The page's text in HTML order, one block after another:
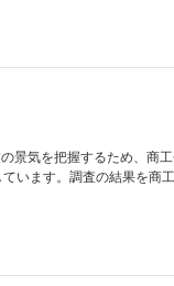
景気を把握するため、商
います。調査の結果を商工